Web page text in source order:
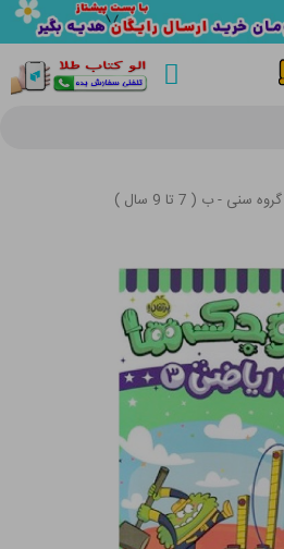
گروه سنی - ب ( 7 تا 9 سال )